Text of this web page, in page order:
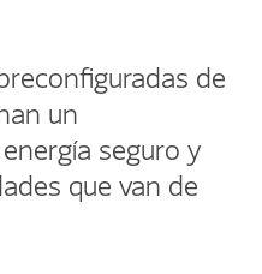
de
un
seguro y
que van de